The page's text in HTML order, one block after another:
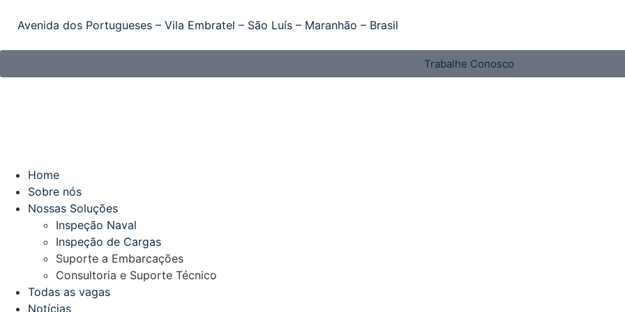
Avenida dos Portugueses – Vila Embratel – São Luís – Maranhão – Brasil
Trabalhe Conosco
Home
Sobre nós
Nossas Soluções
Inspeção Naval
Inspeção de Cargas
Suporte a Embarcações
Consultoria e Suporte Técnico
Todas as vagas
Notícias